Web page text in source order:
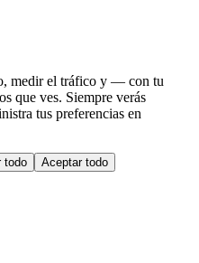
medir el tráfico y — con tu
que ves. Siempre verás
tus preferencias en
todo Aceptar todo